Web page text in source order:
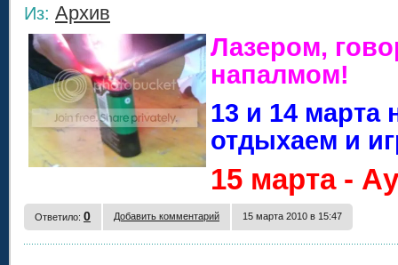
Из: Архив
Лазером,
напалмом!
13 и 14 марта
отдыхаем и
15 марта -
Ответило: 0 Добавить комментарий 15 марта 2010 в 15:47